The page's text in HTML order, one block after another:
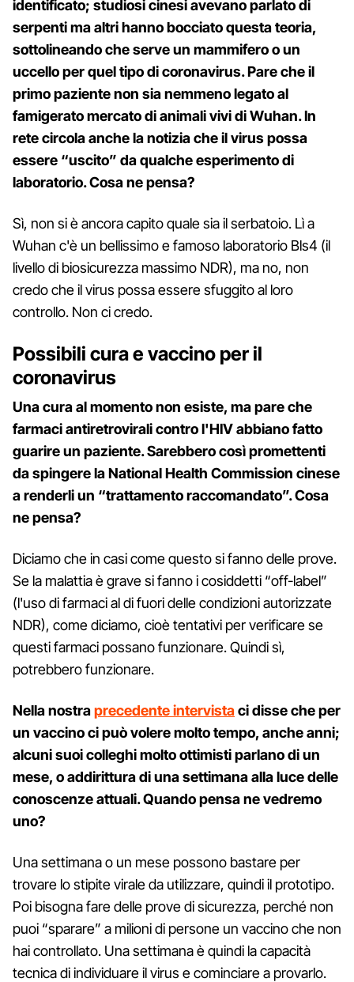
identificato; studiosi cinesi avevano parlato di
serpenti ma altri hanno bocciato questa teoria,
sottolineando che serve un mammifero o un
uccello per quel tipo di coronavirus. Pare che il
primo paziente non sia nemmeno legato al
famigerato mercato di animali vivi di Wuhan. In
rete circola anche la notizia che il virus possa
essere “uscito” da qualche esperimento di
laboratorio. Cosa ne pensa?
Sì, non si è ancora capito quale sia il serbatoio. Lì a
Wuhan c'è un bellissimo e famoso laboratorio Bls4 (il
livello di biosicurezza massimo NDR), ma no, non
credo che il virus possa essere sfuggito al loro
controllo. Non ci credo.
Possibili cura e vaccino per il
coronavirus
Una cura al momento non esiste, ma pare che
farmaci antiretrovirali contro l'HIV abbiano fatto
guarire un paziente. Sarebbero così promettenti
da spingere la National Health Commission cinese
a renderli un “trattamento raccomandato”. Cosa
ne pensa?
Diciamo che in casi come questo si fanno delle prove.
Se la malattia è grave si fanno i cosiddetti “off-label”
(l'uso di farmaci al di fuori delle condizioni autorizzate
NDR), come diciamo, cioè tentativi per verificare se
questi farmaci possano funzionare. Quindi sì,
potrebbero funzionare.
Nella nostraprecedente intervistaci disse che per
un vaccino ci può volere molto tempo, anche anni;
alcuni suoi colleghi molto ottimisti parlano di un
mese, o addirittura di una settimana alla luce delle
conoscenze attuali. Quando pensa ne vedremo
uno?
Una settimana o un mese possono bastare per
trovare lo stipite virale da utilizzare, quindi il prototipo.
Poi bisogna fare delle prove di sicurezza, perché non
puoi “sparare” a milioni di persone un vaccino che non
hai controllato. Una settimana è quindi la capacità
tecnica di individuare il virus e cominciare a provarlo.